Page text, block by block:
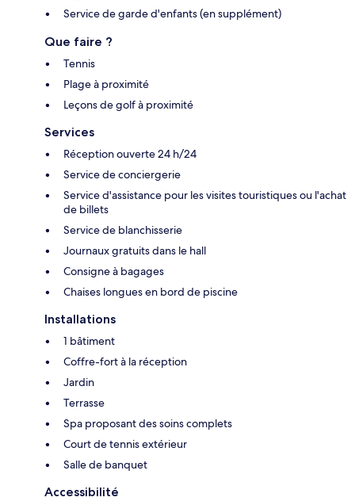
Service de garde d'enfants (en supplément)
Que faire ?
Tennis
Plage à proximité
Leçons de golf à proximité
Services
Réception ouverte 24 h/24
Service de conciergerie
Service d'assistance pour les visites touristiques ou l'achat
de billets
Service de blanchisserie
Journaux gratuits dans le hall
Consigne à bagages
Chaises longues en bord de piscine
Installations
1 bâtiment
Coffre-fort à la réception
Jardin
Terrasse
Spa proposant des soins complets
Court de tennis extérieur
Salle de banquet
Accessibilité